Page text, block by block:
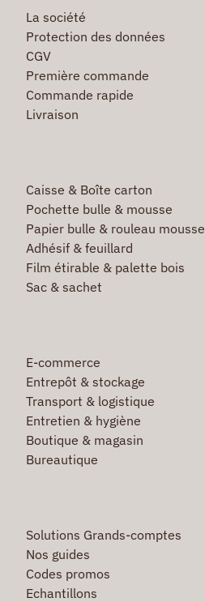
La société
Protection des données
CGV
Première commande
Commande rapide
Livraison
Caisse & Boîte carton
Pochette bulle & mousse
Papier bulle & rouleau mousse
Adhésif & feuillard
Film étirable & palette bois
Sac & sachet
E-commerce
Entrepôt & stockage
Transport & logistique
Entretien & hygiène
Boutique & magasin
Bureautique
Solutions Grands-comptes
Nos guides
Codes promos
Echantillons